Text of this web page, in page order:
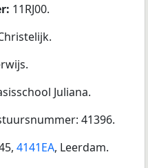
11RJ00.
Juliana.
41396.
4141EA, Leerdam.